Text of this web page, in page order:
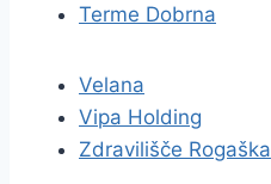
Terme Dobrna
Velana
Vipa Holding
Zdravilišče Rogaška